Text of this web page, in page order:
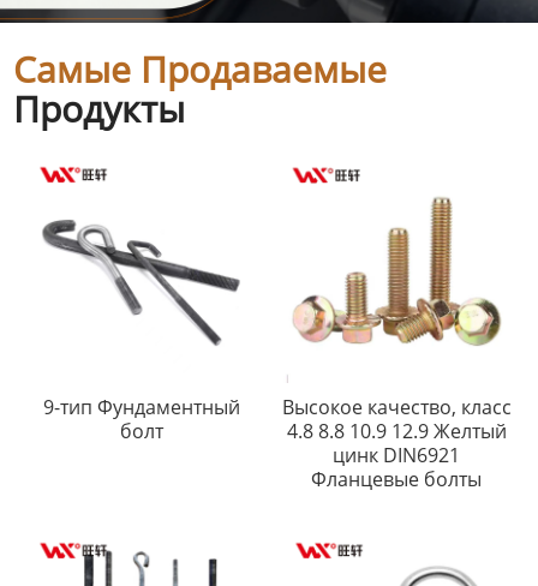
Самые Продаваемые
Продукты
9-тип Фундаментный
болт
Высокое качество, класс
4.8 8.8 10.9 12.9 Желтый
цинк DIN6921
Фланцевые болты